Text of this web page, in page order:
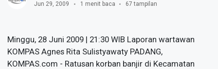
Jun 29, 2009
1 menit baca 67 tampilan
Minggu, 28 Juni 2009 | 21:30 WIB Laporan wartawan
KOMPAS Agnes Rita Sulistyawaty PADANG,
KOMPAS.com - Ratusan korban banjir di Kecamatan